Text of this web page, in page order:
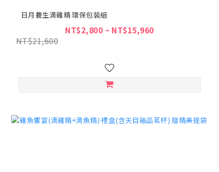
日月養生滴雞精 環保包裝組
NT$2,800 ~ NT$15,960
NT$21,600